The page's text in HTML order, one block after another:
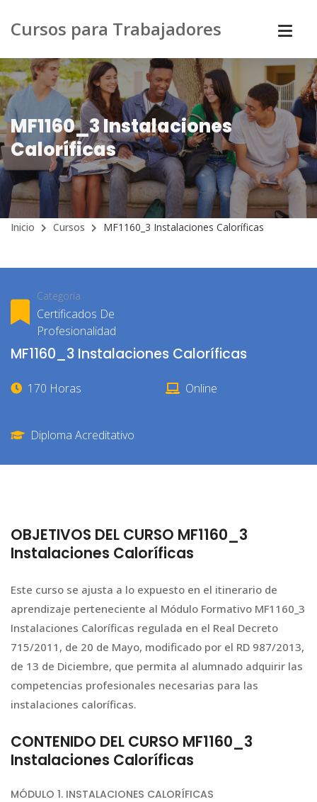
Cursos para Trabajadores
MF1160_3 Instalaciones
Caloríficas
Inicio Cursos MF1160_3 Instalaciones Caloríficas
Categoría
Certificados De
Profesionalidad
MF1160_3 Instalaciones Caloríficas
170 Horas Online
Diploma Acreditativo
OBJETIVOS DEL CURSO MF1160_3
Instalaciones Caloríficas
Este curso se ajusta a lo expuesto en el itinerario de
aprendizaje perteneciente al Módulo Formativo MF1160_3
Instalaciones Caloríficas regulada en el Real Decreto
715/2011, de 20 de Mayo, modificado por el RD 987/2013,
de 13 de Diciembre, que permita al alumnado adquirir las
competencias profesionales necesarias para las
instalaciones caloríficas.
CONTENIDO DEL CURSO MF1160_3
Instalaciones Caloríficas
MÓDULO 1. INSTALACIONES CALORÍFICAS